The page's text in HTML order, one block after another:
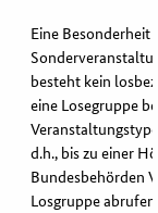
Eine
besteht kein
eine Losegruppe
d.h., bis zu einer
Bundesbehörden
Losgruppe abrufen.